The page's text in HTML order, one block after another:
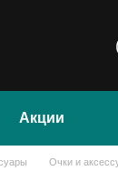
Акции
Очки и